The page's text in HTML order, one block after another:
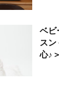
ベビ
ス
心♪＞